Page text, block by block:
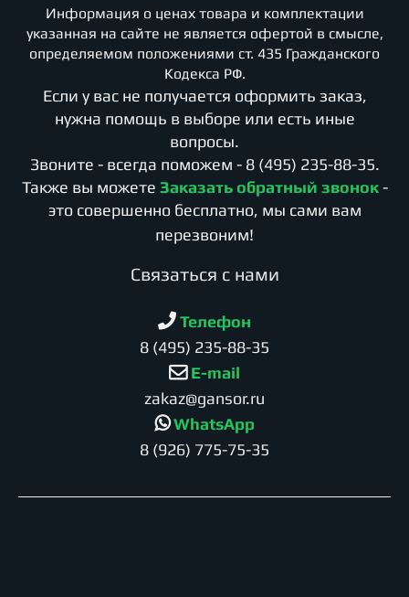
Информация о ценах товара и комплектации
указанная на сайте не является офертой в смысле,
определяемом положениями ст. 435 Гражданского
Кодекса РФ.
Если у вас не получается оформить заказ,
нужна помощь в выборе или есть иные
вопросы.
Звоните - всегда поможем - 8 (495) 235-88-35.
Также вы можете Заказать обратный звонок -
это совершенно бесплатно, мы сами вам
перезвоним!
Cвязаться с нами
Телефон
8 (495) 235-88-35
E-mail
zakaz@gansor.ru
WhatsApp
8 (926) 775-75-35